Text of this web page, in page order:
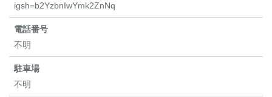
igsh=b2YzbnIwYmk2ZnNq
電話番号
不明
駐車場
不明